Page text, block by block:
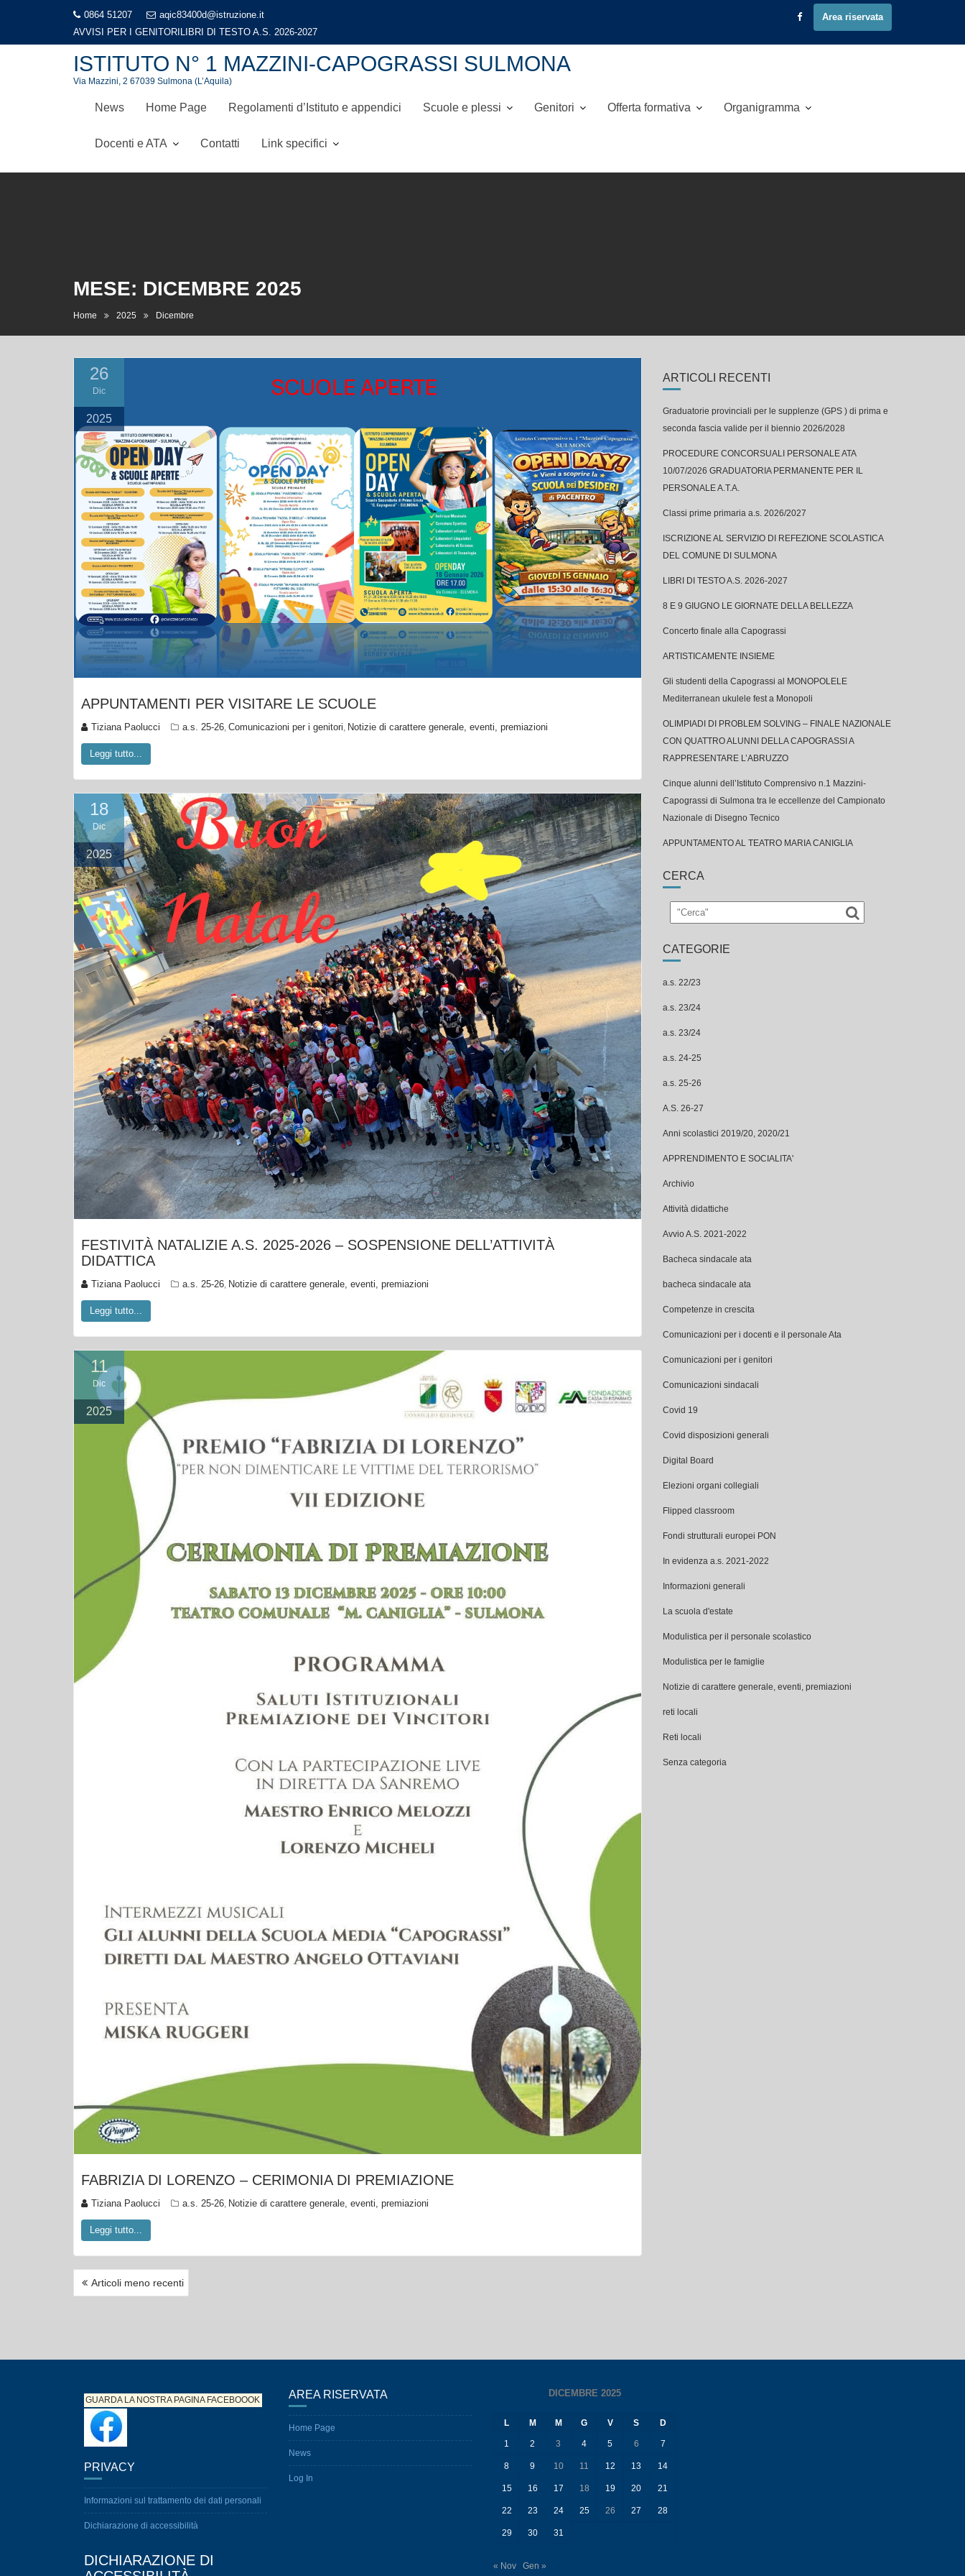
content
0864 51207
aqic83400d@istruzione.it
AVVISI PER I GENITORI LIBRI DI TESTO A.S. 2026-2027
Area riservata
ISTITUTO N° 1 MAZZINI-CAPOGRASSI SULMONA
Via Mazzini, 2 67039 Sulmona (L’Aquila)
News Home Page Regolamenti d’Istituto e appendici Scuole e plessi Genitori Offerta formativa Organigramma
Docenti e ATA Contatti Link specifici
MESE: DICEMBRE 2025
Home 2025 Dicembre
26
Dic
2025
APPUNTAMENTI PER VISITARE LE SCUOLE
Tiziana Paolucci a.s. 25-26 Comunicazioni per i genitori Notizie di carattere generale, eventi, premiazioni
Leggi tutto...
18
Dic
2025
FESTIVITÀ NATALIZIE A.S. 2025-2026 – SOSPENSIONE DELL’ATTIVITÀ
DIDATTICA
Tiziana Paolucci a.s. 25-26, Notizie di carattere generale, eventi, premiazioni
Leggi tutto...
11
Dic
2025
FABRIZIA DI LORENZO – CERIMONIA DI PREMIAZIONE
Tiziana Paolucci a.s. 25-26, Notizie di carattere generale, eventi, premiazioni
Leggi tutto...
NAVIGAZIONE
ARTICOLI
Articoli meno recenti
ARTICOLI RECENTI
Graduatorie provinciali per le supplenze (GPS ) di prima e
seconda fascia valide per il biennio 2026/2028
PROCEDURE CONCORSUALI PERSONALE ATA
10/07/2026 GRADUATORIA PERMANENTE PER IL
PERSONALE A.T.A.
Classi prime primaria a.s. 2026/2027
ISCRIZIONE AL SERVIZIO DI REFEZIONE SCOLASTICA
DEL COMUNE DI SULMONA
LIBRI DI TESTO A.S. 2026-2027
8 E 9 GIUGNO LE GIORNATE DELLA BELLEZZA
Concerto finale alla Capograssi
ARTISTICAMENTE INSIEME
Gli studenti della Capograssi al MONOPOLELE
Mediterranean ukulele fest a Monopoli
OLIMPIADI DI PROBLEM SOLVING – FINALE NAZIONALE
CON QUATTRO ALUNNI DELLA CAPOGRASSI A
RAPPRESENTARE L’ABRUZZO
Cinque alunni dell’Istituto Comprensivo n.1 Mazzini-
Capograssi di Sulmona tra le eccellenze del Campionato
Nazionale di Disegno Tecnico
APPUNTAMENTO AL TEATRO MARIA CANIGLIA
CERCA
CATEGORIE
a.s. 22/23
a.s. 23/24
a.s. 23/24
a.s. 24-25
a.s. 25-26
A.S. 26-27
Anni scolastici 2019/20, 2020/21
APPRENDIMENTO E SOCIALITA'
Archivio
Attività didattiche
Avvio A.S. 2021-2022
Bacheca sindacale ata
bacheca sindacale ata
Competenze in crescita
Comunicazioni per i docenti e il personale Ata
Comunicazioni per i genitori
Comunicazioni sindacali
Covid 19
Covid disposizioni generali
Digital Board
Elezioni organi collegiali
Flipped classroom
Fondi strutturali europei PON
In evidenza a.s. 2021-2022
Informazioni generali
La scuola d'estate
Modulistica per il personale scolastico
Modulistica per le famiglie
Notizie di carattere generale, eventi, premiazioni
reti locali
Reti locali
Senza categoria
GUARDA LA NOSTRA PAGINAFACEBOOOK
PRIVACY
Informazioni sul trattamento dei dati personali
Dichiarazione di accessibilità
DICHIARAZIONE DI
AREA RISERVATA
Home Page
News
Log In
DICEMBRE 2025
L M M G V S D
1 2 3 4 5 6 7
8 9 10 11 12 13 14
15 16 17 18 19 20 21
22 23 24 25 26 27 28
29 30 31
« Nov Gen »